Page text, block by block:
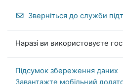
Зверніться до служби
Наразі ви використовуєте
Підсумок збереження даних
Завантажте мобільний